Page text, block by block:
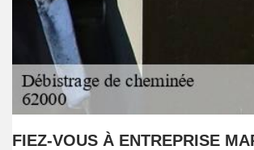
FIEZ-VOUS À ENTREPRISE